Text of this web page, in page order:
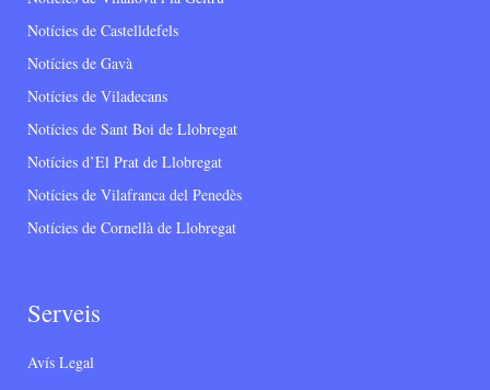
Notícies de Castelldefels
Notícies de Gavà
Notícies de Viladecans
Notícies de Sant Boi de Llobregat
Notícies d’El Prat de Llobregat
Notícies de Vilafranca del Penedès
Notícies de Cornellà de Llobregat
Serveis
Avís Legal